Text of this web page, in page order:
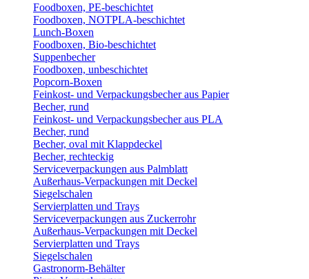
Foodboxen, PE-beschichtet
Foodboxen, NOTPLA-beschichtet
Lunch-Boxen
Foodboxen, Bio-beschichtet
Suppenbecher
Foodboxen, unbeschichtet
Popcorn-Boxen
Feinkost- und Verpackungsbecher aus Papier
Becher, rund
Feinkost- und Verpackungsbecher aus PLA
Becher, rund
Becher, oval mit Klappdeckel
Becher, rechteckig
Serviceverpackungen aus Palmblatt
Außerhaus-Verpackungen mit Deckel
Siegelschalen
Servierplatten und Trays
Serviceverpackungen aus Zuckerrohr
Außerhaus-Verpackungen mit Deckel
Servierplatten und Trays
Siegelschalen
Gastronorm-Behälter